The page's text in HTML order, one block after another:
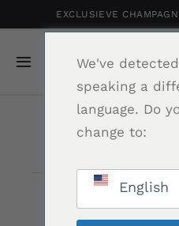
naar
inhoud
EXCLUSIEVE
Navigatie
Toggelen
Je winkelwagen
Terug
We've
speaking a
language. Do
change to:
English